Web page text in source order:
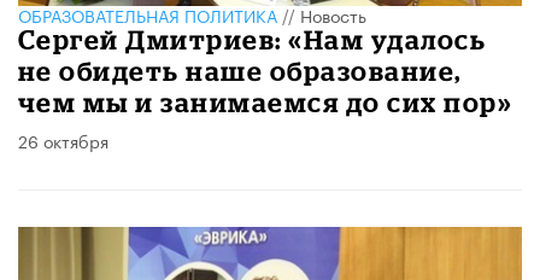
ОБРАЗОВАТЕЛЬНАЯ ПОЛИТИКА //Новость
Сергей Дмитриев: «Нам удалось
не обидеть наше образование,
чем мы и занимаемся до сих пор»
26 октября